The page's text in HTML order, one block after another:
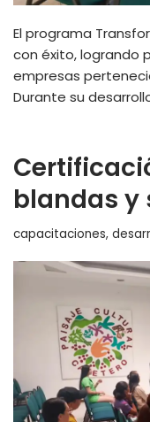
El programa
con éxito, logrando
empresas
Durante su
blandas y
capacitaciones,